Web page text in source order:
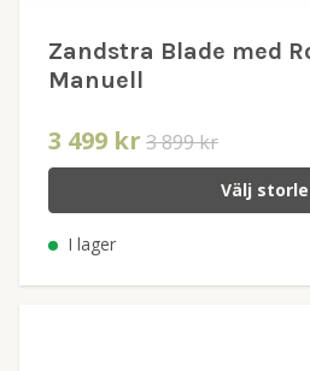
Zandstra Blade med
Manuell
3 499 kr 3 899 kr
Välj
I lager